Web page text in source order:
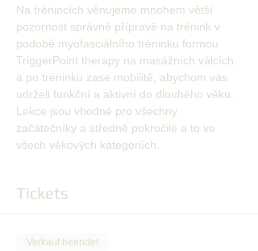
Na trénincích věnujeme mnohem větší
pozornost správné přípravě na trénink v
podobě myofasciálního tréninku formou
TriggerPoint therapy na masážních válcích
a po tréninku zase mobilitě, abychom vás
udrželi funkční a aktivní do dlouhého věku.
Lekce jsou vhodné pro všechny
začátečníky a středně pokročilé a to ve
všech věkových kategoriích.
Tickets
Verkauf beendet